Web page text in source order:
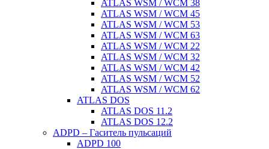
ATLAS WSM / WCM 38
ATLAS WSM / WCM 45
ATLAS WSM / WCM 53
ATLAS WSM / WCM 63
ATLAS WSM / WCM 22
ATLAS WSM / WCM 32
ATLAS WSM / WCM 42
ATLAS WSM / WCM 52
ATLAS WSM / WCM 62
ATLAS DOS
ATLAS DOS 11.2
ATLAS DOS 12.2
ADPD – Гаситель пульсаций
ADPD 100